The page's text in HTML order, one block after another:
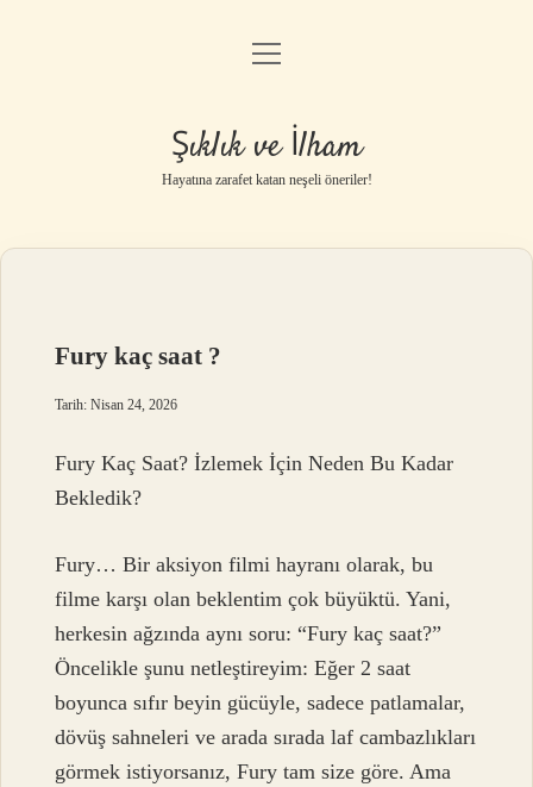
Anasayfa
Gizlilik Politikası
Yasal Uyarı
menüyü
Şıklık ve İlham
Hayatına zarafet katan neşeli öneriler!
Fury kaç saat ?
Tarih: Nisan 24, 2026
Fury Kaç Saat? İzlemek İçin Neden Bu Kadar
Bekledik?
Fury… Bir aksiyon filmi hayranı olarak, bu
filme karşı olan beklentim çok büyüktü. Yani,
herkesin ağzında aynı soru: “Fury kaç saat?”
Öncelikle şunu netleştireyim: Eğer 2 saat
boyunca sıfır beyin gücüyle, sadece patlamalar,
dövüş sahneleri ve arada sırada laf cambazlıkları
görmek istiyorsanız, Fury tam size göre. Ama